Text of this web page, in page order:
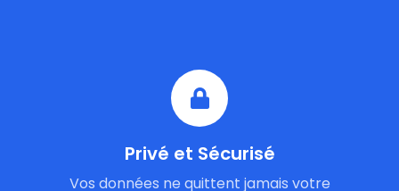
Privé et Sécurisé
Vos données ne quittent jamais votre